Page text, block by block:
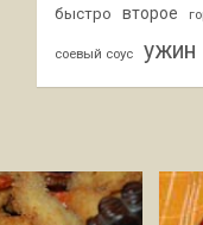
быстро второе
соевый соус ужин